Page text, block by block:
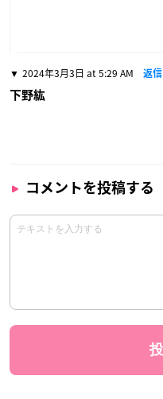
2024年3月3日 at 5:29 AM 返信
下野紘
コメントを投稿する